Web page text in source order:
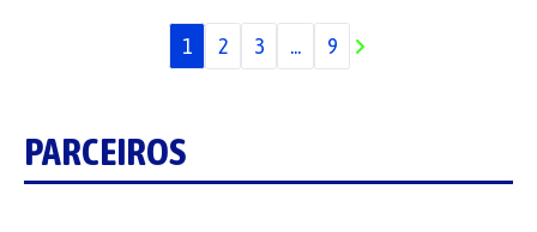
1 2 3 ... 9
PARCEIROS